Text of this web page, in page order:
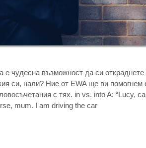
чудесна възможност да си
си, нали? Ние от EWA ще ви помогнем
с тях. in vs. into A: “Lucy,
mum. I am driving the car